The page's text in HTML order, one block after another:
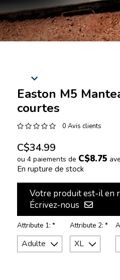
Easton M5
courtes
0 Avis clients
C$34.99
ou 4 paiements de C$8.75
En rupture de stock
Votre produit est-il en
Écrivez-nous
Attribute 1: * Attribute 2: *